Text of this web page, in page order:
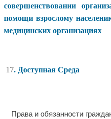
Права и обязанности
совершенствовании
помощи взрослому
медицинских организациях
17. Доступная Среда